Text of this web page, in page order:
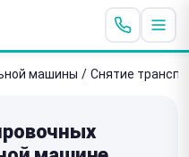
машины / Снятие